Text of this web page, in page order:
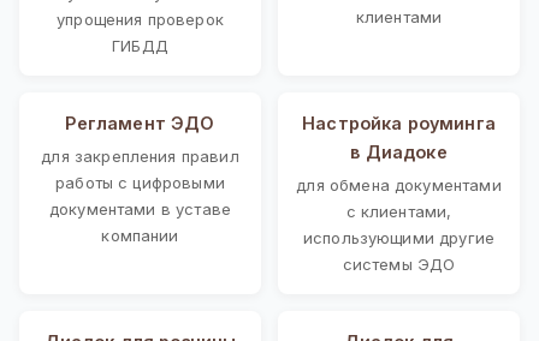
упрощения проверок
ГИБДД
клиентами
Регламент ЭДО
для закрепления правил
работы с цифровыми
документами в уставе
компании
Настройка роуминга
в Диадоке
для обмена документами
с клиентами,
использующими другие
системы ЭДО